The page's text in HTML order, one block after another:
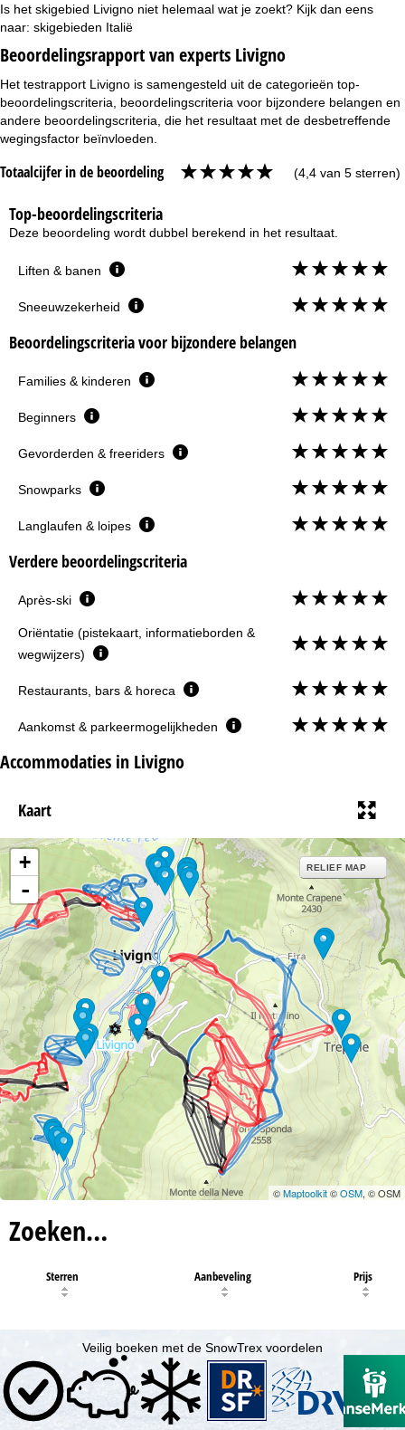
Is het skigebied Livigno niet helemaal wat je zoekt? Kijk dan eens
naar: skigebieden Italië
Beoordelingsrapport van experts Livigno
Het testrapport Livigno is samengesteld uit de categorieën top-
beoordelingscriteria, beoordelingscriteria voor bijzondere belangen en
andere beoordelingscriteria, die het resultaat met de desbetreffende
wegingsfactor beïnvloeden.
Totaalcijfer in de beoordeling (4,4 van 5 sterren)
Top-beoordelingscriteria
Deze beoordeling wordt dubbel berekend in het resultaat.
Liften & banen
Sneeuwzekerheid
Beoordelingscriteria voor bijzondere belangen
Families & kinderen
Beginners
Gevorderden & freeriders
Snowparks
Langlaufen & loipes
Verdere beoordelingscriteria
Après-ski
Oriëntatie (pistekaart, informatieborden &
wegwijzers)
Restaurants, bars & horeca
Aankomst & parkeermogelijkheden
Accommodaties in Livigno
Kaart
+
-
RELIEF MAP
©Maptoolkit©OSM, © OSM
Zoeken…
Sterren Aanbeveling Prijs
Veilig boeken met de SnowTrex voordelen